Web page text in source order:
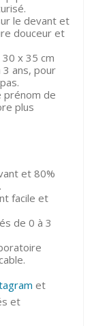
le devant et
douceur et
30 x 35 cm
ans, pour
prénom de
plus
et 80%
facile et
de 0 à 3
et
et